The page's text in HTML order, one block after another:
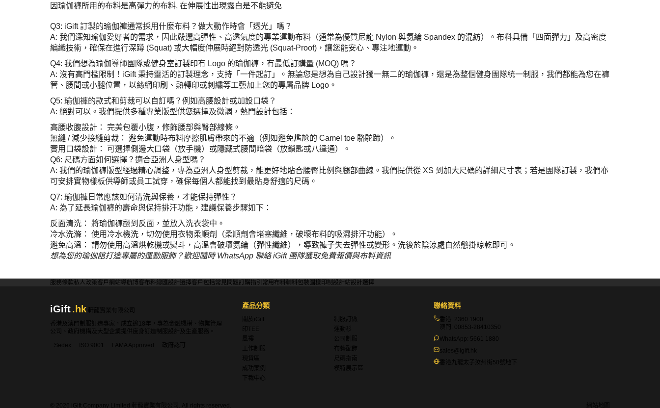
因瑜伽褲所用的布料是高彈力的布料, 在伸展性出現露白是不能避免
Q3: iGift 訂製的瑜伽褲通常採用什麼布料？做大動作時會「透光」嗎？
A: 我們深知瑜伽愛好者的需求，因此嚴選高彈性、高透氣度的專業運動布料（通常為優質尼龍 Nylon 與氨綸 Spandex 的混紡）。布料具備「四面彈力」及高密度
編織技術，確保在進行深蹲 (Squat) 或大幅度伸展時絕對防透光 (Squat-Proof)，讓您能安心、專注地運動。
Q4: 我們想為瑜伽導師團隊或健身室訂製印有 Logo 的瑜伽褲，有最低訂購量 (MOQ) 嗎？
A: 沒有高門檻限制！iGift 秉持靈活的訂製理念，支持「一件起訂」。無論您是想為自己設計獨一無二的瑜伽褲，還是為整個健身團隊統一制服，我們都能為您在褲
管、腰間或小腿位置，以絲網印刷、熱轉印或刺繡等工藝加上您的專屬品牌 Logo。
Q5: 瑜伽褲的款式和剪裁可以自訂嗎？例如高腰設計或加設口袋？
A: 絕對可以。我們提供多種專業版型供您選擇及微調，熱門設計包括：
高腰收腹設計： 完美包覆小腹，修飾腰部與臀部線條。
無縫 / 減少接縫剪裁： 避免運動時布料摩擦肌膚帶來的不適（例如避免尷尬的 Camel toe 駱駝蹄）。
實用口袋設計： 可選擇側邊大口袋（放手機）或隱藏式腰間暗袋（放鎖匙或八達通）。
Q6: 尺碼方面如何選擇？適合亞洲人身型嗎？
A: 我們的瑜伽褲版型經過精心調整，專為亞洲人身型剪裁，能更好地貼合腰臀比例與腿部曲線。我們提供從 XS 到加大尺碼的詳細尺寸表；若是團隊訂製，我們亦
可安排實物樣板供導師或員工試穿，確保每個人都能找到最貼身舒適的尺碼。
Q7: 瑜伽褲日常應該如何清洗與保養，才能保持彈性？
A: 為了延長瑜伽褲的壽命與保持排汗功能，建議保養步驟如下：
反面清洗： 將瑜伽褲翻到反面，並放入洗衣袋中。
冷水洗滌： 使用冷水機洗，切勿使用衣物柔順劑（柔順劑會堵塞纖維，破壞布料的吸濕排汗功能）。
避免高溫： 請勿使用高溫烘乾機或熨斗，高溫會破壞氨綸（彈性纖維），導致褲子失去彈性或變形。洗後於陰涼處自然懸掛晾乾即可。
想為您的瑜伽館打造專屬的運動服飾？歡迎隨時 WhatsApp 聯絡 iGift 團隊獲取免費報價與布料資訊
服務條款私人政策客戶 網站導航博客布料總匯設計選擇客戶包括常見問題訂購指引 常用布料輔料包裝 圖樣印制 設計站設計選擇
iGift.hk
軒龍實業有限公司
香港及澳門制服訂造專家，成立逾18年，專為金融機構、物業管理
公司、政府機構及大型企業提供度身訂造制服設計及生產服務。
Sedex
ISO 9001 FAMA Approved 政府認可
產品分類
關於iGift
制服訂做
印TEE
運動衫
風褸
公司制服
工作制服
布藝配飾
現貨區
尺碼指南
成功案例
模特展示區
下載中心
聯絡資料
香港: 2360 1900
澳門: 00853-28410350
WhatsApp: 5661 1880
sales@igift.hk
香港九龍太子汝州街50號地下
© 2026 iGift Company Limited 軒龍實業有限公司. All rights reserved. 網站地圖